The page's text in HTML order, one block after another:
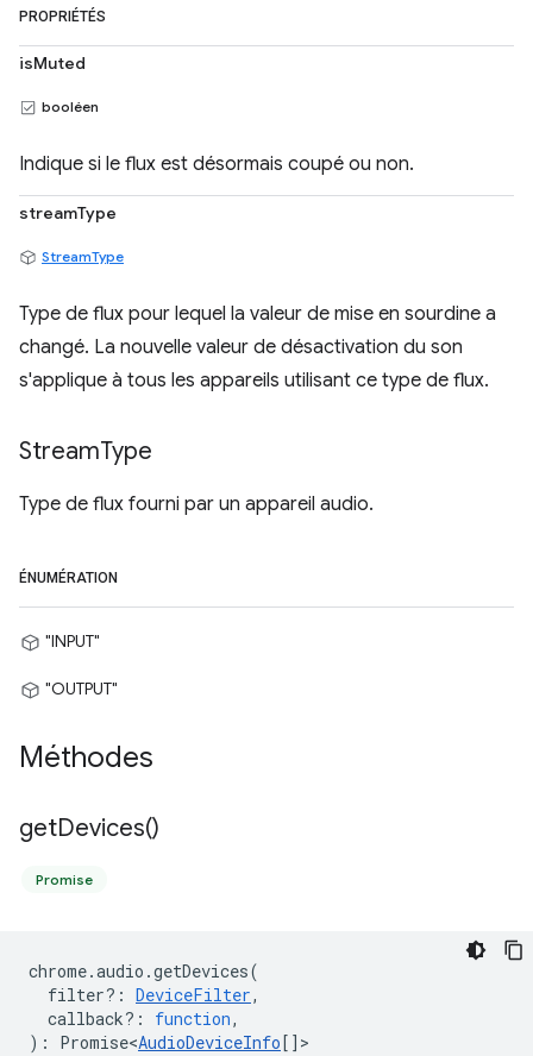
PROPRIÉTÉS
isMuted
booléen
Indique si le flux est désormais coupé ou non.
streamType
StreamType
Type de flux pour lequel la valeur de mise en sourdine a
changé. La nouvelle valeur de désactivation du son
s'applique à tous les appareils utilisant ce type de flux.
StreamType
Type de flux fourni par un appareil audio.
ÉNUMÉRATION
"INPUT"
"OUTPUT"
Méthodes
getDevices()
Promise
chrome.audio .getDevices(
filter? : DeviceFilter,
callback? : function,
) : Promise<AudioDeviceInfo[] >